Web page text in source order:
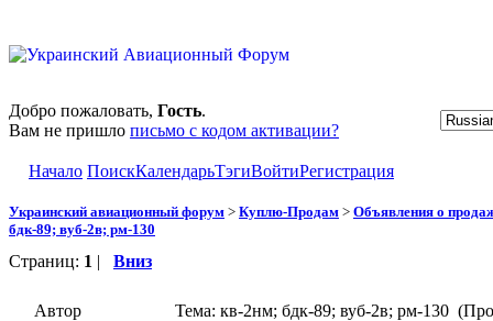
Добро пожаловать, Гость.
Вам не пришло письмо с кодом активации?
Начало ПоискКалендарьТэгиВойтиРегистрация
Украинский авиационный форум > Куплю-Продам > Объявления о
бдк-89; вуб-2в; рм-130
Страниц: 1 | Вниз
Автор
Тема: кв-2нм; бдк-89; вуб-2в; рм-130